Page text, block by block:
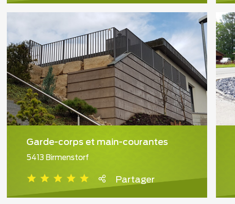
Garde-corps et main-courantes
5413 Birmenstorf
Partager